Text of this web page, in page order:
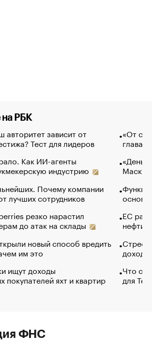
на РБК
авторитет зависит от
Тест для лидеров
Как ИИ-агенты
индустрию
Почему компании
лучших сотрудников
резко нарастил
до атак на склады
новый способ вредить
им это
ищут доходы
яхт и квартир
«От
глава
Маск в
основ
ЕС
нефти
Что
для
ФНС